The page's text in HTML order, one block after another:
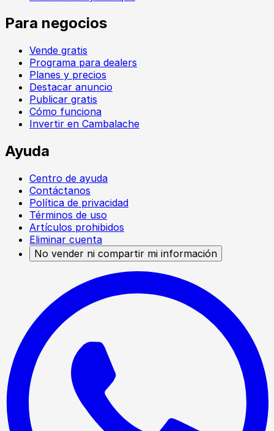
Para negocios
Vende gratis
Programa para dealers
Planes y precios
Destacar anuncio
Publicar gratis
Cómo funciona
Invertir en Cambalache
Ayuda
Centro de ayuda
Contáctanos
Política de privacidad
Términos de uso
Artículos prohibidos
Eliminar cuenta
No vender ni compartir mi información